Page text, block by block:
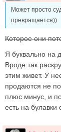
Может просто
превращается))
Которое они
Я буквально на
Вроде так
этим живет. У
продаются не
плюс минус, и
есть на булавки